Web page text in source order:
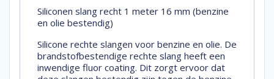
Siliconen slang recht 1 meter 16 mm (benzine
en olie bestendig)
Silicone rechte slangen voor benzine en olie. De
brandstofbestendige rechte slang heeft een
inwendige fluor coating. Dit zorgt ervoor dat